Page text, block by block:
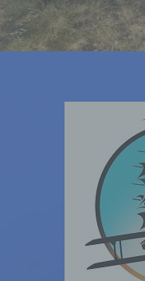
diese
gesondert
einer
g)
natürliche
Behörde,
Stelle, die